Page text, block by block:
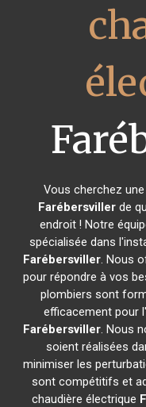
Vous cherchez
Farébersvillerde
endroit ! Notre
spécialisée dans
Farébersviller. Nous
pour répondre à vos
plombiers sont
efficacement pour
Farébersviller. Nous
soient réalisées
minimiser les
sont compétitifs et
chaudière électrique